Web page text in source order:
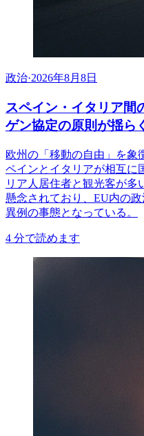
政治·2026年8月8日
スペイン・イタリア間
ゲン協定の原則が揺ら
欧州の「移動の自由」を象
ペインとイタリアが相互に
リア人居住者と観光客が多
懸念されており、EU内の
異例の事態となっている。
4 分で読めます